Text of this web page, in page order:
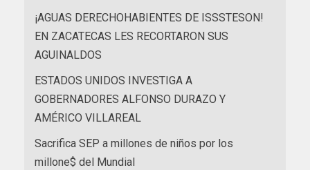
¡AGUAS DERECHOHABIENTES DE ISSSTESON!
EN ZACATECAS LES RECORTARON SUS
AGUINALDOS
ESTADOS UNIDOS INVESTIGA A
GOBERNADORES ALFONSO DURAZO Y
AMÉRICO VILLAREAL
Sacrifica SEP a millones de niños por los
millone$ del Mundial